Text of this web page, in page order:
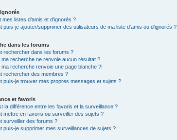
mes listes d’amis et d’ignorés ?
puis-je ajouter/supprimer des utilisateurs de ma liste d’amis ou d’ignorés ?
dans les forums
rechercher dans les forums ?
ma recherche ne renvoie aucun résultat ?
ma recherche renvoie une page blanche ?!
rechercher des membres ?
puis-je trouver mes propres messages et sujets ?
et favoris
la différence entre les favoris et la surveillance ?
mettre en favoris ou surveiller des sujets ?
surveiller des forums ?
puis-je supprimer mes surveillances de sujets ?